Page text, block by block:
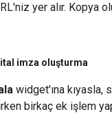
yer alır. Kopya
imza oluşturma
widget'ına kıyasla,
birkaç ek işlem